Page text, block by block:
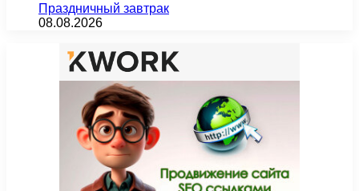
Праздничный завтрак
08.08.2026